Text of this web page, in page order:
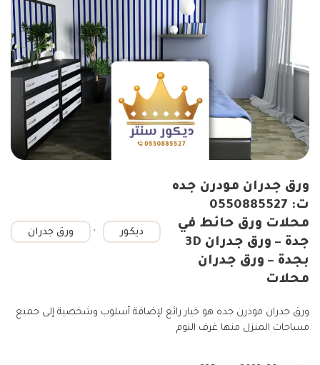
ديكور , ورق جدران
ورق جدران مودرن جده
ت: 0550885527
محلات ورق حائط في
جدة – ورق جدران 3D
بجدة – ورق جدران
محلات
ورق جدران مودرن جده هو خيار رائع لإضافة أسلوب وشخصية إلى جميع
مساحات المنزل منها غرف النوم